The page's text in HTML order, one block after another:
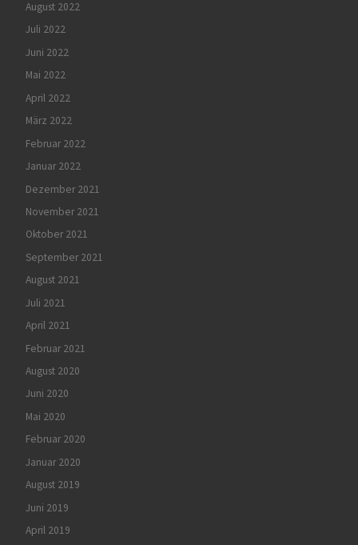
August 2022
Juli 2022
Juni 2022
Mai 2022
April 2022
März 2022
Februar 2022
Januar 2022
Dezember 2021
November 2021
Oktober 2021
September 2021
August 2021
Juli 2021
April 2021
Februar 2021
August 2020
Juni 2020
Mai 2020
Februar 2020
Januar 2020
August 2019
Juni 2019
April 2019